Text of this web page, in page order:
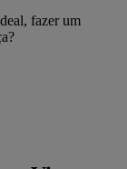
fazer um